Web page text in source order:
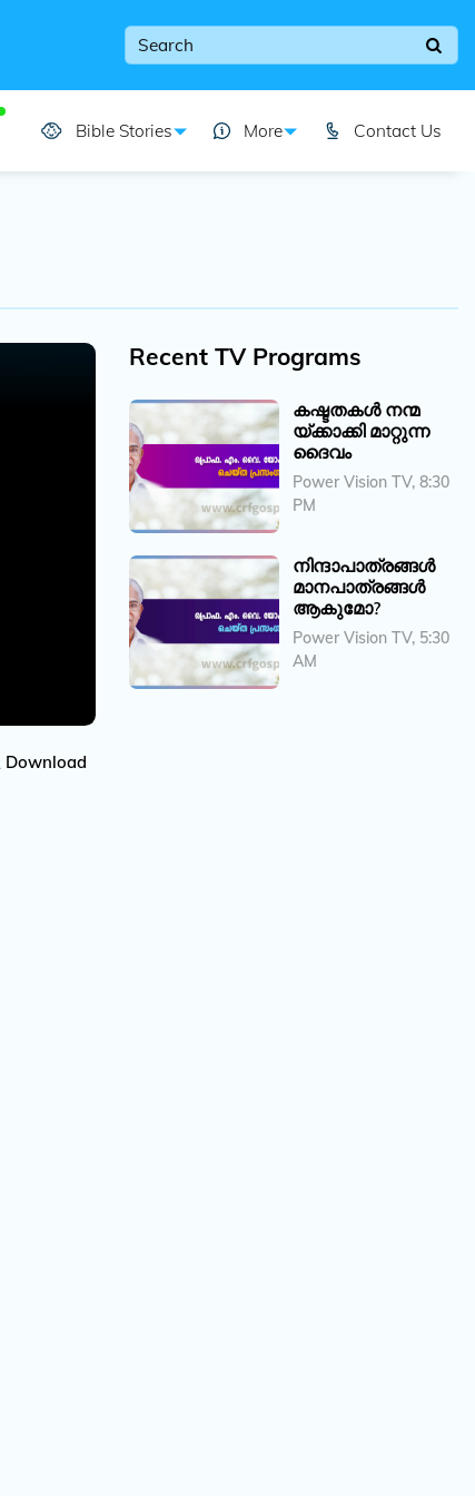
Bible Stories More Contact Us
Download
Recent TV Programs
കഷ്ടതകൾ നന്മ
യ്ക്കാക്കി മാറ്റുന്ന
ദൈവം
Power Vision TV, 8:30
PM
നിന്ദാപാത്രങ്ങൾ
മാനപാത്രങ്ങൾ
ആകുമോ?
Power Vision TV, 5:30
AM